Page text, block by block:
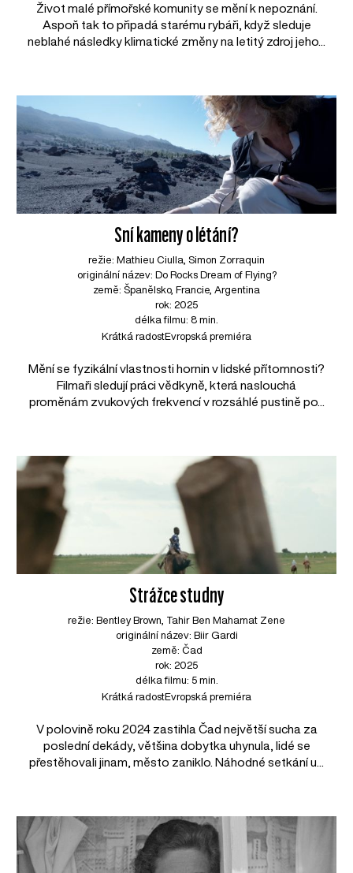
Život malé přímořské komunity se mění k nepoznání.
Aspoň tak to připadá starému rybáři, když sleduje
neblahé následky klimatické změny na letitý zdroj jeho...
Sní kameny o létání?
režie: Mathieu Ciulla, Simon Zorraquin
originální název: Do Rocks Dream of Flying?
země: Španělsko, Francie, Argentina
rok: 2025
délka filmu: 8 min.
Krátká radostEvropská premiéra
Mění se fyzikální vlastnosti hornin v lidské přítomnosti?
Filmaři sledují práci vědkyně, která naslouchá
proměnám zvukových frekvencí v rozsáhlé pustině po...
Strážce studny
režie: Bentley Brown, Tahir Ben Mahamat Zene
originální název: Biir Gardi
země: Čad
rok: 2025
délka filmu: 5 min.
Krátká radostEvropská premiéra
V polovině roku 2024 zastihla Čad největší sucha za
poslední dekády, většina dobytka uhynula, lidé se
přestěhovali jinam, město zaniklo. Náhodné setkání u...